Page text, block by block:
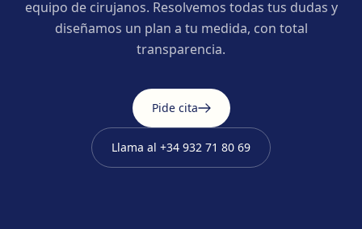
equipo de cirujanos. Resolvemos todas tus dudas y
diseñamos un plan a tu medida, con total
transparencia.
Pide cita
Llama al +34 932 71 80 69